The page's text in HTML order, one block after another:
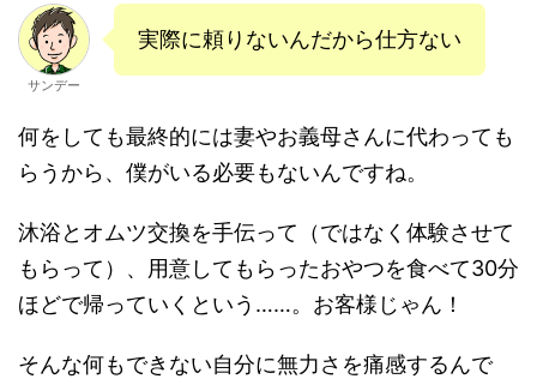
サンデー
実際に頼りないんだから仕方ない
何をしても最終的には妻やお義母さんに代わっても
らうから、僕がいる必要もないんですね。
沐浴とオムツ交換を手伝って（ではなく体験させて
もらって）、用意してもらったおやつを食べて30分
ほどで帰っていくという……。お客様じゃん！
そんな何もできない自分に無力さを痛感するんで